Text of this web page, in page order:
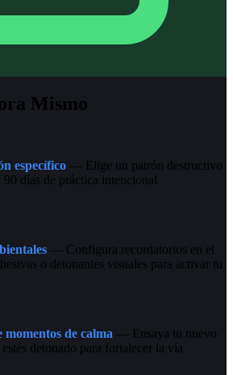
Mismo
específico — Elige un patrón destructivo
90 días de práctica intencional
— Configura recordatorios en el
o detonantes visuales para activar tu
de calma — Ensaya tu nuevo
detonado para fortalecer la vía